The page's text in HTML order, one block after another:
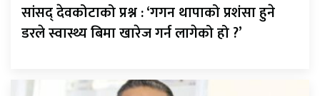
सांसद् देवकोटाको प्रश्न : ‘गगन थापाको प्रशंसा हुने
डरले स्वास्थ्य बिमा खारेज गर्न लागेको हो ?’